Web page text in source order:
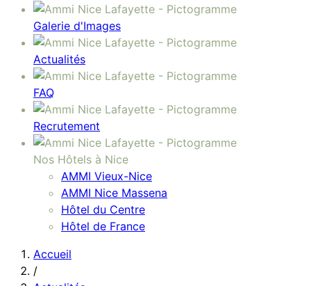
Galerie d'Images
Actualités
FAQ
Recrutement
Nos Hôtels à Nice
AMMI Vieux-Nice
AMMI Nice Massena
Hôtel du Centre
Hôtel de France
Accueil
/